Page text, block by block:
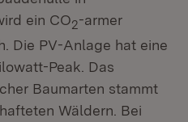
ein CO2-armer
Die PV-Anlage hat eine
Peak. Das
Baumarten stammt
Wäldern. Bei